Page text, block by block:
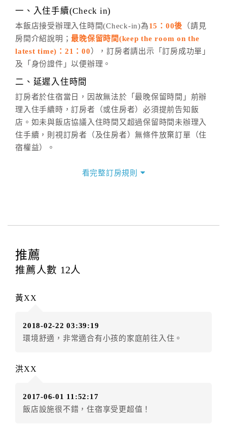
※非客服時間之申辦異動，皆為次日計算及辦理。
五、客服時間
週一至週日，上午9:00～晚上6:00
六、聯絡方式
(07)9682715 。
一、入住手續(Check in)
本飯店接受辦理入住時間(Check-in)為15：00後 （請見
房間介紹說明；最晚保留時間(keep the room on the
latest time)：21：00 ），訂房者請出示「訂房成功單」
及「身份證件」以便辦理。
二、延遲入住時間
訂房者於住宿當日，因故無法於「最晚保留時間」前辦
理入住手續時，訂房者（或住房者）必須提前告知飯
店。如未與飯店協議入住時間又超過保留時間未辦理入
住手續，則視訂房者（及住房者）無條件放棄訂單（住
宿權益）。
四、訂單異動
提出申辦不得異動訂單。
每筆訂單異動限定
辦理取消退款。
房者應補足差額。（限原訂飯店）
房者不得要求退其差額。（限原訂飯店）
額3個月
．訂房者使用「保留住宿金額」時，請注意！為避免飯
店客滿，敬請及早計畫，如逾時未提出申辦，視同無條
看完整訂房規則
推薦
推薦人數 12人
黃XX
2018-02-22 03:39:19
環境舒適，非常適合有小孩的家庭前往入住。
洪XX
2017-06-01 11:52:17
飯店設施很不錯，住宿享受更超值！